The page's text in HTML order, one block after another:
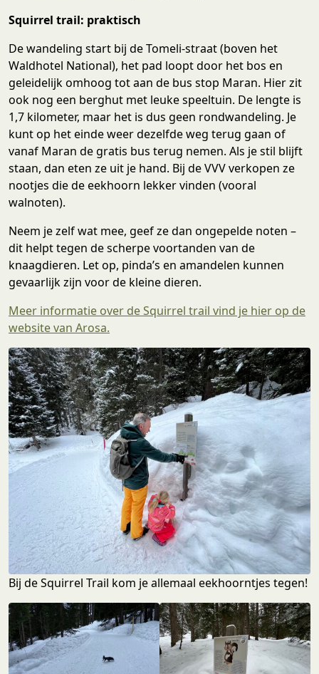
Squirrel trail: praktisch
De wandeling start bij de Tomeli-straat (boven het
Waldhotel National), het pad loopt door het bos en
geleidelijk omhoog tot aan de bus stop Maran. Hier zit
ook nog een berghut met leuke speeltuin. De lengte is
1,7 kilometer, maar het is dus geen rondwandeling. Je
kunt op het einde weer dezelfde weg terug gaan of
vanaf Maran de gratis bus terug nemen. Als je stil blijft
staan, dan eten ze uit je hand. Bij de VVV verkopen ze
nootjes die de eekhoorn lekker vinden (vooral
walnoten).
Neem je zelf wat mee, geef ze dan ongepelde noten –
dit helpt tegen de scherpe voortanden van de
knaagdieren. Let op, pinda’s en amandelen kunnen
gevaarlijk zijn voor de kleine dieren.
Meer informatie over de Squirrel trail vind je hier op de
website van Arosa.
Bij de Squirrel Trail kom je allemaal eekhoorntjes tegen!